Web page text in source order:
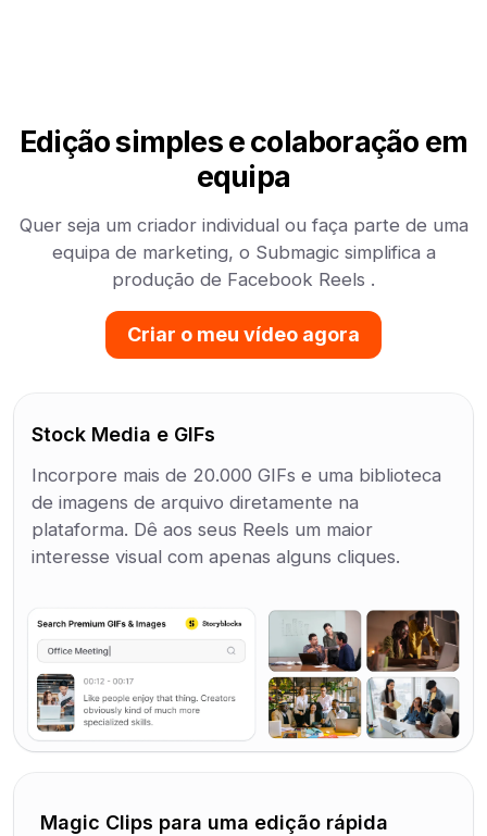
Edição simples e colaboração em
equipa
Quer seja um criador individual ou faça parte de uma
equipa de marketing, o Submagic simplifica a
produção de Facebook Reels .
Criar o meu vídeo agora
Stock Media e GIFs
Incorpore mais de 20.000 GIFs e uma biblioteca
de imagens de arquivo diretamente na
plataforma. Dê aos seus Reels um maior
interesse visual com apenas alguns cliques.
Magic Clips para uma edição rápida